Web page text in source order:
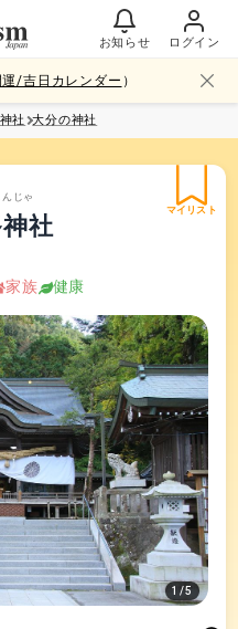
お知らせ ログイン
運/吉日カレンダー ）
社 大分の神社
マイリスト
じゃ
社
家族 健康
1/5